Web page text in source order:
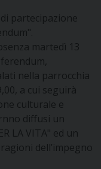
partecipazione
martedì 13
nella parrocchia
a cui seguirà
culturale e
diffusi un
LA VITA" ed un
dell’impegno